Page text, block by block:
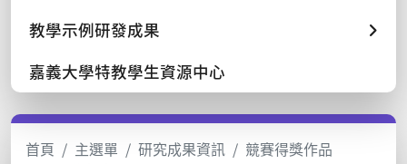
教學示例研發成果
嘉義大學特教學生資源中心
首頁 主選單 研究成果資訊
競賽得獎作品